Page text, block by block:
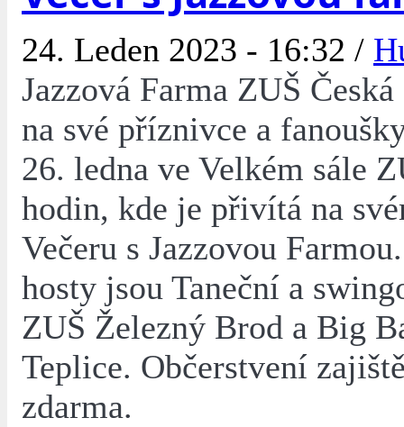
24. Leden 2023 - 16:32 /
Jazzová Farma ZUŠ
na své příznivce a
26. ledna ve Velkém sále
hodin, kde je přivítá na
Večeru s Jazzovou
hosty jsou Taneční a
ZUŠ Železný Brod a Big
Teplice. Občerstvení
zdarma.